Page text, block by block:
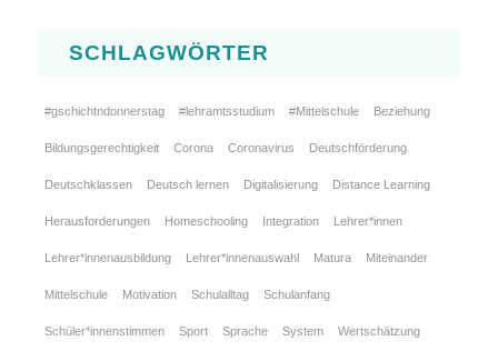
SCHLAGWÖRTER
#gschichtndonnerstag #lehramtsstudium #Mittelschule Beziehung
Bildungsgerechtigkeit Corona Coronavirus Deutschförderung
Deutschklassen Deutsch lernen Digitalisierung Distance Learning
Herausforderungen Homeschooling Integration Lehrer*innen
Lehrer*innenausbildung Lehrer*innenauswahl Matura Miteinander
Mittelschule Motivation Schulalltag Schulanfang
Schüler*innenstimmen Sport Sprache System Wertschätzung